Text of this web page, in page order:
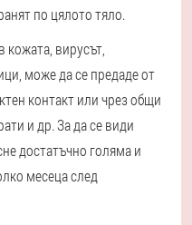
по цялото тяло.
вирусът,
може да се предаде от
контакт или чрез общи
и др. За да се види
достатъчно голяма и
месеца след